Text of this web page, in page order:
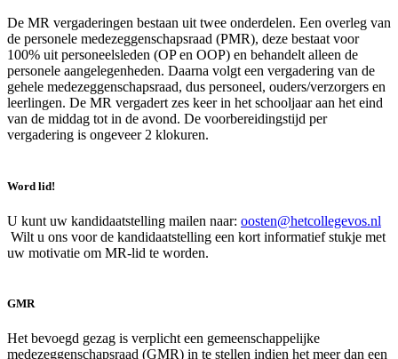
De MR vergaderingen bestaan uit twee onderdelen. Een overleg van
de personele medezeggenschapsraad (PMR), deze bestaat voor
100% uit personeelsleden (OP en OOP) en behandelt alleen de
personele aangelegenheden. Daarna volgt een vergadering van de
gehele medezeggenschapsraad, dus personeel, ouders/verzorgers en
leerlingen. De MR vergadert zes keer in het schooljaar aan het eind
van de middag tot in de avond. De voorbereidingstijd per
vergadering is ongeveer 2 klokuren.
Word lid!
U kunt uw kandidaatstelling mailen naar: oosten@hetcollegevos.nl
Wilt u ons voor de kandidaatstelling een kort informatief stukje met
uw motivatie om MR-lid te worden.
GMR
Het bevoegd gezag is verplicht een gemeenschappelijke
medezeggenschapsraad (GMR) in te stellen indien het meer dan een